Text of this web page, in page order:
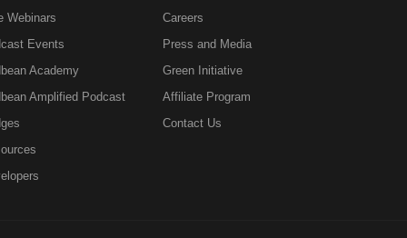
Webinars
Events
Academy
Amplified Podcast
Careers
Press and Media
Green Initiative
Affiliate Program
Contact Us